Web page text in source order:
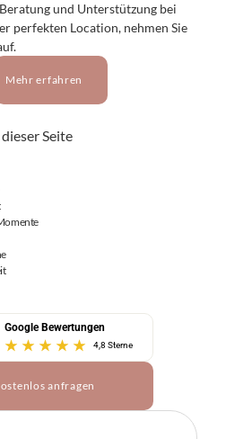
und Unterstützung bei
Mehr erfahren
Seite
Google Bewertungen
4,8 Sterne
anfragen